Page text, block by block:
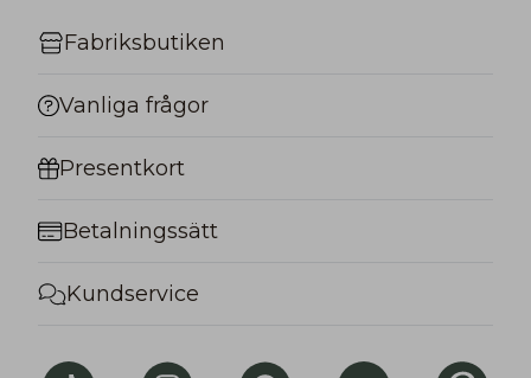
Fabriksbutiken
Vanliga frågor
Presentkort
Betalningssätt
Kundservice